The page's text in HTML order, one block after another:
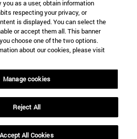
as a user, obtain information
respecting your privacy, or
is displayed. You can select the
or accept them all. This banner
choose one of the two options.
about our cookies, please visit
Manage cookies
Reject All
Accept All Cookies